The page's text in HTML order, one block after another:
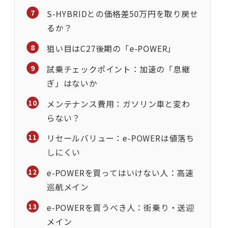
S-HYBRIDとの価格差50万円を取り戻せ
るか？
狙い目はC27後期の「e-POWER」
試乗チェックポイント：加速の「息継
ぎ」はないか
メンテナンス費用：ガソリン車と変わ
らない？
リセールバリュー：e-POWERは値落ち
しにくい
e-POWERを買ってはいけない人：高速
巡航メイン
e-POWERを買うべき人：街乗り・送迎
メイン